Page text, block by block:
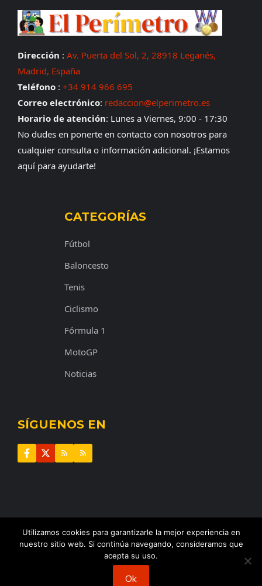
Dirección : Av. Puerta del Sol, 2, 28918 Leganés,
Madrid, España
Teléfono : +34 914 966 695
Correo electrónico: redaccion@elperimetro.es
Horario de atención: Lunes a Viernes, 9:00 - 17:30
No dudes en ponerte en contacto con nosotros para
cualquier consulta o información adicional. ¡Estamos
aquí para ayudarte!
CATEGORÍAS
Fútbol
Baloncesto
Tenis
Ciclismo
Fórmula 1
MotoGP
Noticias
SÍGUENOS EN
© 2025 |El Perímetro•Todos los derechos reservados
Acerca De Nosotros
Utilizamos cookies para garantizarle la mejor experiencia en
nuestro sitio web. Si continúa navegando, consideramos que
acepta su uso.
Ok